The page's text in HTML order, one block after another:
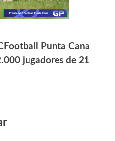
Punta Cana
jugadores de 21